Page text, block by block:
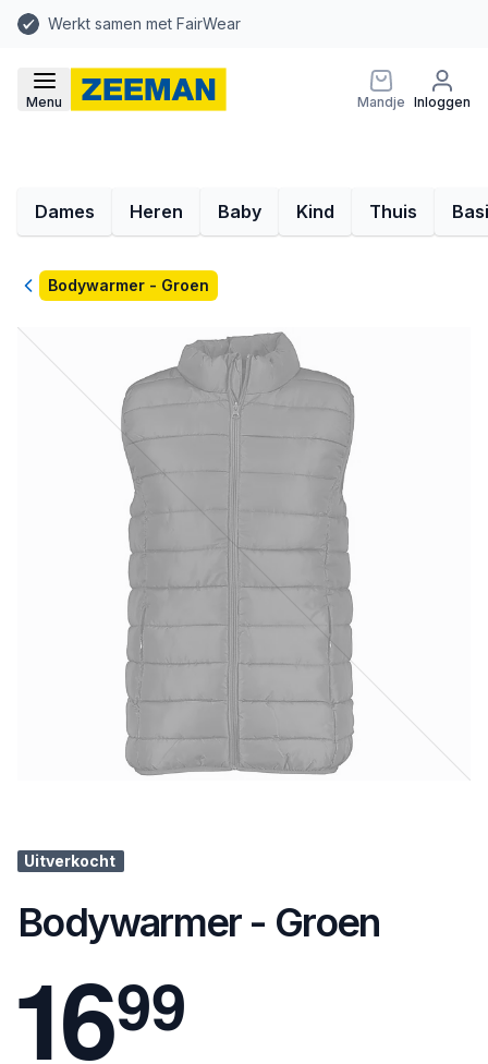
Werkt samen met FairWear
Menu Mandje Inloggen
Dames Heren Baby Kind Thuis
TerugBodywarmer - Groen
Uitverkocht
Bodywarmer - Groen
1699